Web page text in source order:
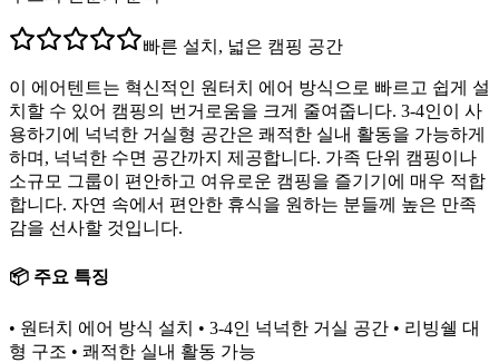
빠른 설치, 넓은 캠핑 공간
이 에어텐트는 혁신적인 원터치 에어 방식으로 빠르고 쉽게 설
치할 수 있어 캠핑의 번거로움을 크게 줄여줍니다. 3-4인이 사
용하기에 넉넉한 거실형 공간은 쾌적한 실내 활동을 가능하게
하며, 넉넉한 수면 공간까지 제공합니다. 가족 단위 캠핑이나
소규모 그룹이 편안하고 여유로운 캠핑을 즐기기에 매우 적합
합니다. 자연 속에서 편안한 휴식을 원하는 분들께 높은 만족
감을 선사할 것입니다.
📦 주요 특징
• 원터치 에어 방식 설치 • 3-4인 넉넉한 거실 공간 • 리빙쉘 대
형 구조 • 쾌적한 실내 활동 가능